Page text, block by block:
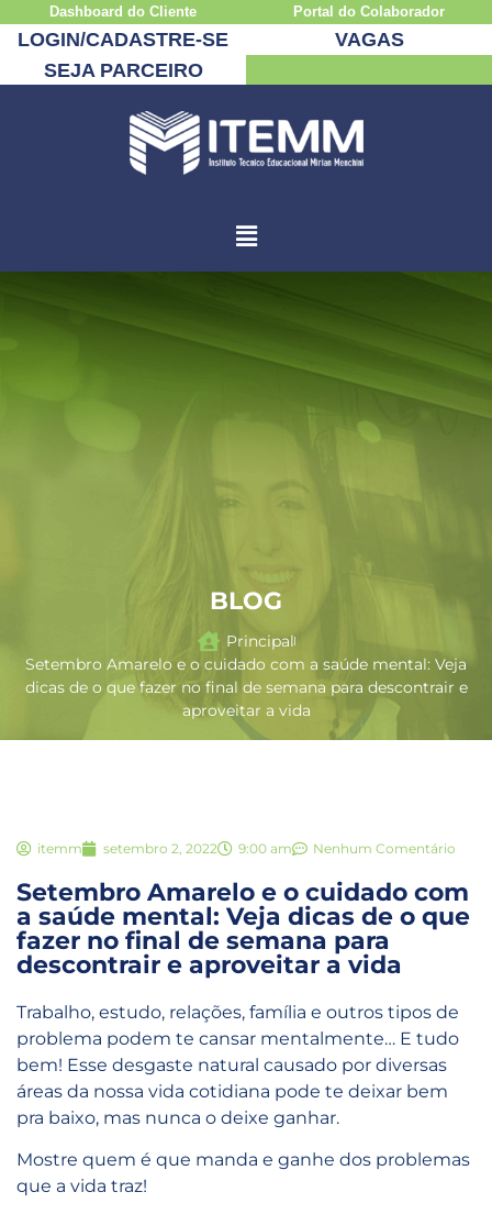
Dashboard do Cliente Portal do Colaborador
LOGIN/CADASTRE-SE
VAGAS
SEJA PARCEIRO
BLOG
Principal
Setembro Amarelo e o cuidado com a saúde mental: Veja
dicas de o que fazer no final de semana para descontrair e
aproveitar a vida
itemm setembro 2, 2022 9:00 am Nenhum Comentário
Setembro Amarelo e o cuidado com
a saúde mental: Veja dicas de o que
fazer no final de semana para
descontrair e aproveitar a vida
Trabalho, estudo, relações, família e outros tipos de
problema podem te cansar mentalmente… E tudo
bem! Esse desgaste natural causado por diversas
áreas da nossa vida cotidiana pode te deixar bem
pra baixo, mas nunca o deixe ganhar.
Mostre quem é que manda e ganhe dos problemas
que a vida traz!